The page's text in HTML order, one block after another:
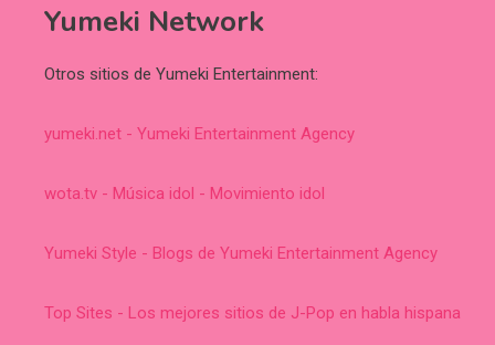
Yumeki Network
Otros sitios de Yumeki Entertainment:
yumeki.net - Yumeki Entertainment Agency
wota.tv - Música idol - Movimiento idol
Yumeki Style - Blogs de Yumeki Entertainment Agency
Top Sites - Los mejores sitios de J-Pop en habla hispana